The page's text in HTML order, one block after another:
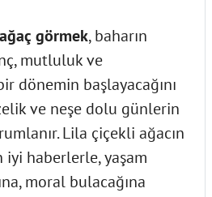
görmek, baharın
mutluluk ve
dönemin başlayacağını
ve neşe dolu günlerin
Lila çiçekli ağacın
iyi haberlerle, yaşam
moral bulacağına